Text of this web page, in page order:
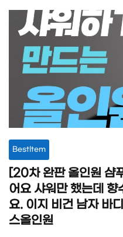
BestItem
[20차 완판 올인원 샴
어요 샤워만 했는데 향
요. 이지 비건 남자 바
스올인원